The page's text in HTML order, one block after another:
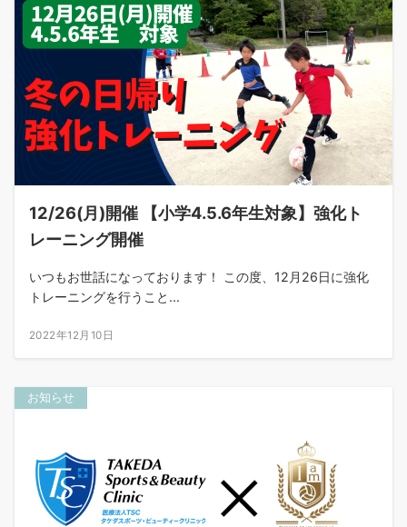
12/26(月)開催 【小学4.5.6年生対象】強化ト
レーニング開催
いつもお世話になっております！ この度、12月26日に強化
トレーニングを行うこと...
2022年12月10日
お知らせ